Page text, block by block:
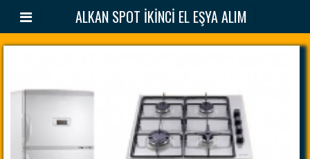
ALKAN SPOT İKİNCİ EL EŞYA ALIM